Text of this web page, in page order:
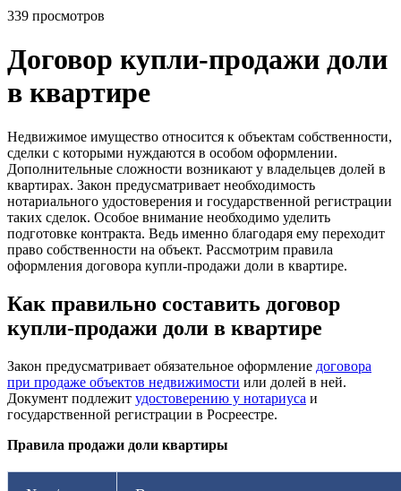
339 просмотров
Договор купли-продажи доли
в квартире
Недвижимое имущество относится к объектам собственности,
сделки с которыми нуждаются в особом оформлении.
Дополнительные сложности возникают у владельцев долей в
квартирах. Закон предусматривает необходимость
нотариального удостоверения и государственной регистрации
таких сделок. Особое внимание необходимо уделить
подготовке контракта. Ведь именно благодаря ему переходит
право собственности на объект. Рассмотрим правила
оформления договора купли-продажи доли в квартире.
Как правильно составить договор
купли-продажи доли в квартире
Закон предусматривает обязательное оформление договора
при продаже объектов недвижимости или долей в ней.
Документ подлежит удостоверению у нотариуса и
государственной регистрации в Росреестре.
Правила продажи доли квартиры